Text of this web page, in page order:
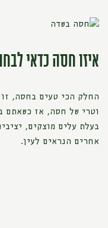
איזו חסה כדאי
החלק הכי טעים בחסה, זו
וטרי של חסה, אז כשאתם
בעלת עלים מוצקים,
אחרים הנראים לעין.